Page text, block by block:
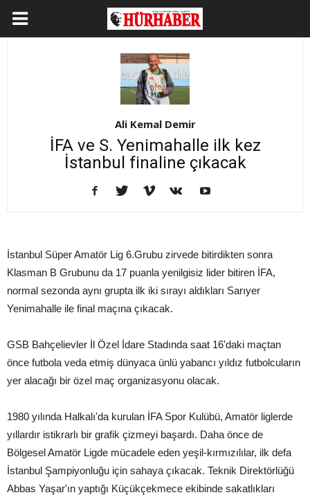
Ali Kemal Demir
İFA ve S. Yenimahalle ilk kez
İstanbul finaline çıkacak
İstanbul Süper Amatör Lig 6.Grubu zirvede bitirdikten sonra
Klasman B Grubunu da 17 puanla yenilgisiz lider bitiren İFA,
normal sezonda aynı grupta ilk iki sırayı aldıkları Sarıyer
Yenimahalle ile final maçına çıkacak.
GSB Bahçelievler İl Özel İdare Stadında saat 16'daki maçtan
önce futbola veda etmiş dünyaca ünlü yabancı yıldız futbolcuların
yer alacağı bir özel maç organizasyonu olacak.
1980 yılında Halkalı'da kurulan İFA Spor Kulübü, Amatör liglerde
yıllardır istikrarlı bir grafik çizmeyi başardı. Daha önce de
Bölgesel Amatör Ligde mücadele eden yeşil-kırmızılılar, ilk defa
İstanbul Şampiyonluğu için sahaya çıkacak. Teknik Direktörlüğü
Abbas Yaşar'ın yaptığı Küçükçekmece ekibinde sakatlıkları